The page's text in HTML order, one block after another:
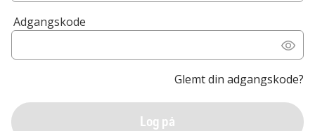
Adgangskode
Glemt din adgangskode?
Log på